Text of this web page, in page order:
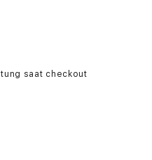
saat checkout